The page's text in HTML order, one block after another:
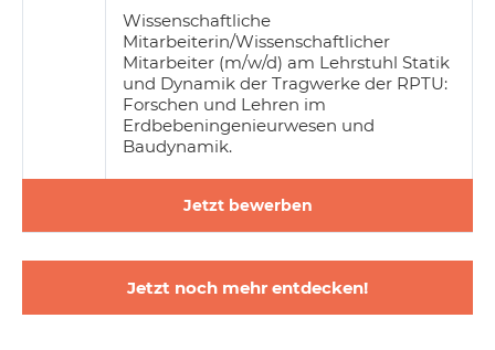
Wissenschaftliche
Mitarbeiterin/Wissenschaftlicher
Mitarbeiter (m/w/d) am Lehrstuhl Statik
und Dynamik der Tragwerke der RPTU:
Forschen und Lehren im
Erdbebeningenieurwesen und
Baudynamik.
Jetzt bewerben
Jetzt noch mehr entdecken!